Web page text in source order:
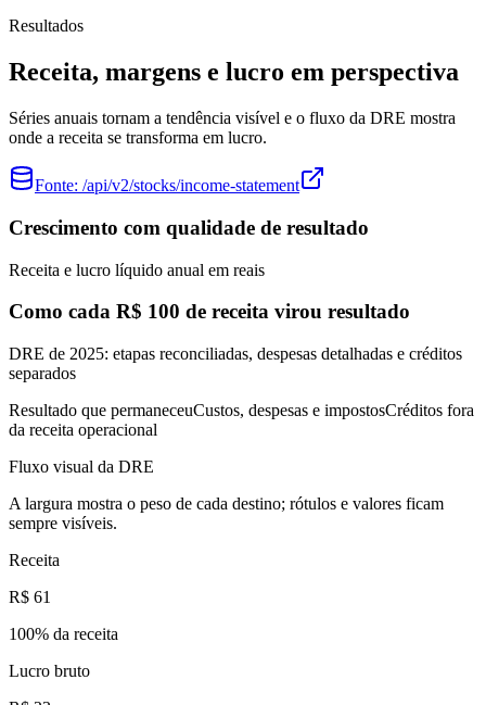
Resultados
Receita, margens e lucro em perspectiva
Séries anuais tornam a tendência visível e o fluxo da DRE mostra
onde a receita se transforma em lucro.
Fonte: /api/v2/stocks/income-statement
Crescimento com qualidade de resultado
Receita e lucro líquido anual em reais
Como cada R$ 100 de receita virou resultado
DRE de 2025: etapas reconciliadas, despesas detalhadas e créditos
separados
Resultado que permaneceuCustos, despesas e impostosCréditos fora
da receita operacional
Fluxo visual da DRE
A largura mostra o peso de cada destino; rótulos e valores ficam
sempre visíveis.
Receita
R$ 61
100% da receita
Lucro bruto